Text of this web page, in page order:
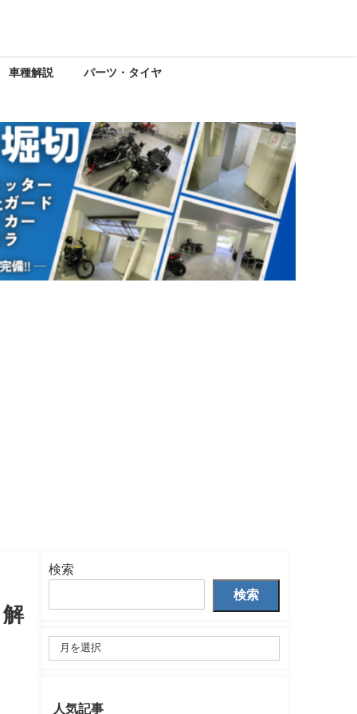
車種解説 パーツ・タイヤ
検索
検索
人気記事